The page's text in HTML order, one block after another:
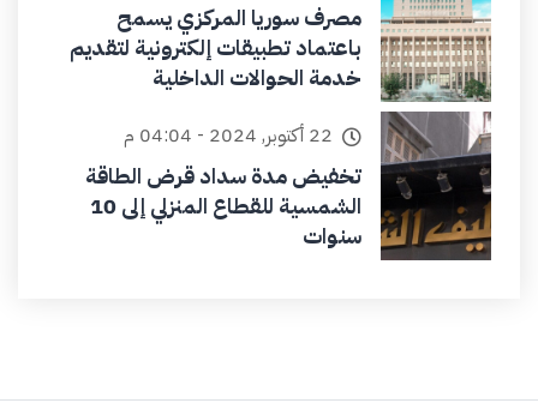
مصرف سوريا المركزي يسمح
باعتماد تطبيقات إلكترونية لتقديم
خدمة الحوالات الداخلية
22 أكتوبر, 2024 - 04:04 م
تخفيض مدة سداد قرض الطاقة
الشمسية للقطاع المنزلي إلى 10
سنوات